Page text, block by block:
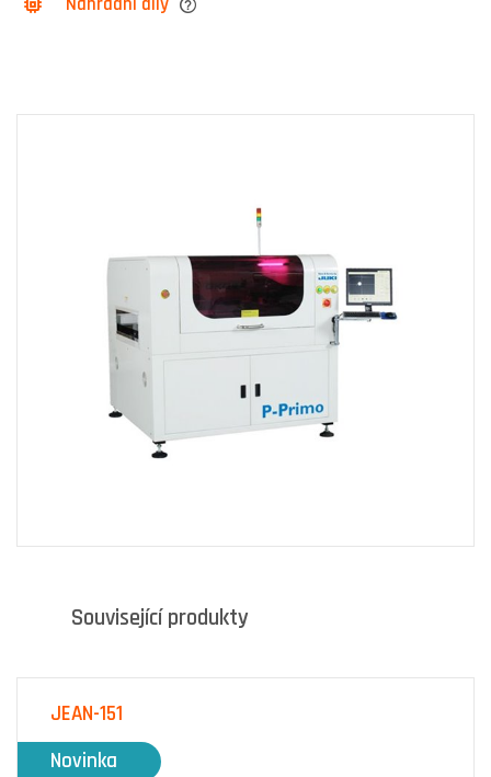
Související produkty
Novinka
JEAN-151